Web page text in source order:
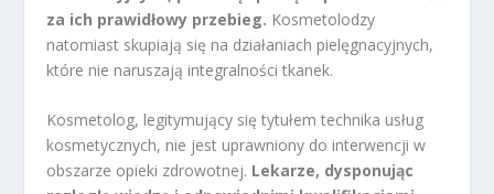
za ich prawidłowy przebieg. Kosmetolodzy
natomiast skupiają się na działaniach pielęgnacyjnych,
które nie naruszają integralności tkanek.
Kosmetolog, legitymujący się tytułem technika usług
kosmetycznych, nie jest uprawniony do interwencji w
obszarze opieki zdrowotnej. Lekarze, dysponując